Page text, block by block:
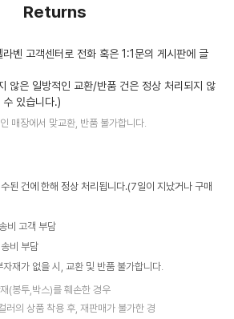
Returns
벤 고객센터로 전화 혹은 1:1문의 게시판에 글
않은 일방적인 교환/반품 건은 정상 처리되지 않
있습니다.)
매장에서 맞교환, 반품 불가합니다.
된 건에 한해 정상 처리됩니다.(7일이 지났거나 구매
비 고객 부담
비 부담
재가 없을 시, 교환 및 반품 불가합니다.
(봉투,박스)를 훼손한 경우
러의 상품 착용 후, 재판매가 불가한 경